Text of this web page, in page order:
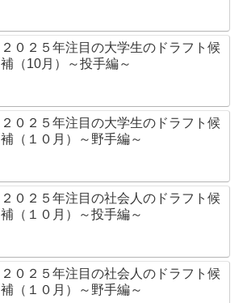
２０２５年注目の大学生のドラフト候
補（10月）～投手編～
２０２５年注目の大学生のドラフト候
補（１０月）～野手編～
２０２５年注目の社会人のドラフト候
補（１０月）～投手編～
２０２５年注目の社会人のドラフト候
補（１０月）～野手編～